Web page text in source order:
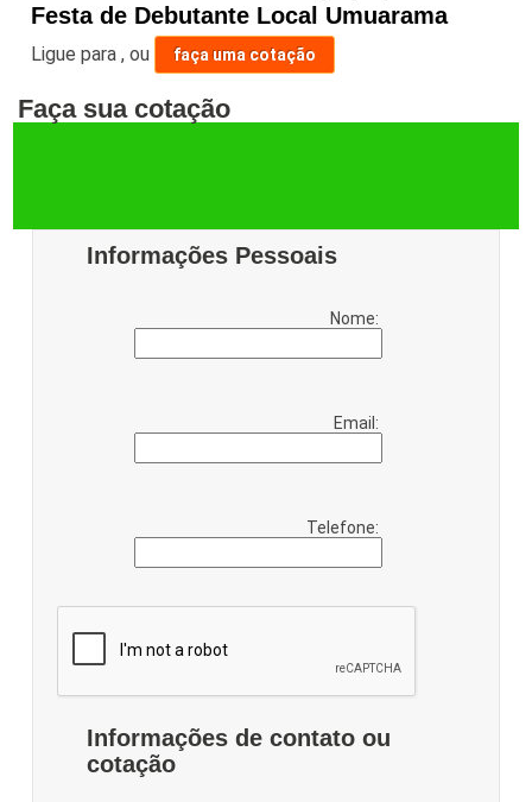
Festa de Debutante Local Umuarama
Ligue para,ou faça uma cotação
Faça sua cotação
Informações Pessoais
Nome:
Email:
Telefone:
Informações de contato ou
cotação